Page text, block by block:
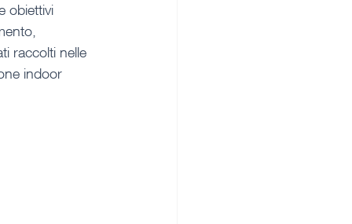
obiettivi
raccolti nelle
indoor